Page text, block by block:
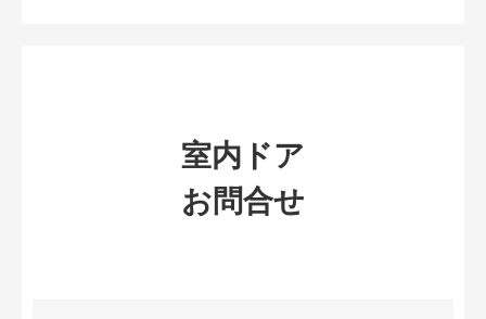
室内ドア
お問合せ